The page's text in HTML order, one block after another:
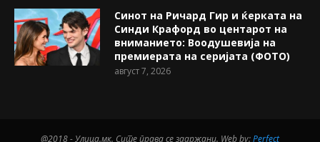
Синот на Ричард Гир и ќерката на
Синди Крафорд во центарот на
вниманието: Воодушевија на
премиерата на серијата (ФОТО)
август 7, 2026
@2018 - Улица.мк. Сите права се задржани. Web by:Perfect